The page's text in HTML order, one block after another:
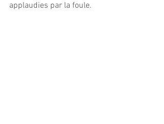
applaudies par la foule.